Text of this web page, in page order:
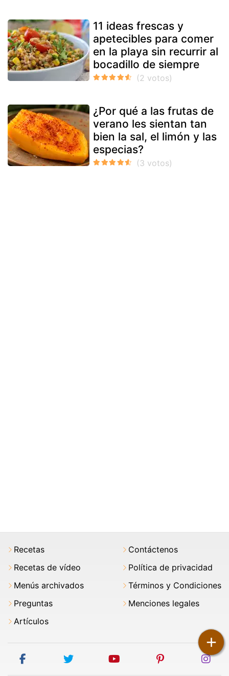
11 ideas frescas y
apetecibles para comer
en la playa sin recurrir al
bocadillo de siempre
¿Por qué a las frutas de
verano les sientan tan
bien la sal, el limón y las
especias?
+
Recetas
Recetas de vídeo
Menús archivados
Preguntas
Artículos
Contáctenos
Política de privacidad
Términos y Condiciones
Menciones legales
facebook twitter youtube pinterest